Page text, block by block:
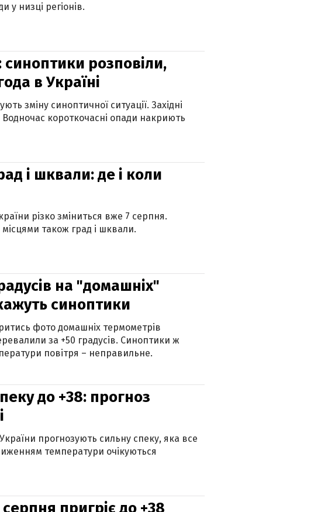
у низці регіонів.
синоптики розповіли,
в Україні
зміну синоптичної ситуації. Західні
короткочасні опади накриють
і шквали: де і коли
різко зміниться вже 7 серпня.
також град і шквали.
на "домашніх"
синоптики
фото домашніх термометрів
за +50 градусів. Синоптики ж
повітря – неправильне.
до +38: прогноз
прогнозують сильну спеку, яка все
температури очікуються
пригріє до +38